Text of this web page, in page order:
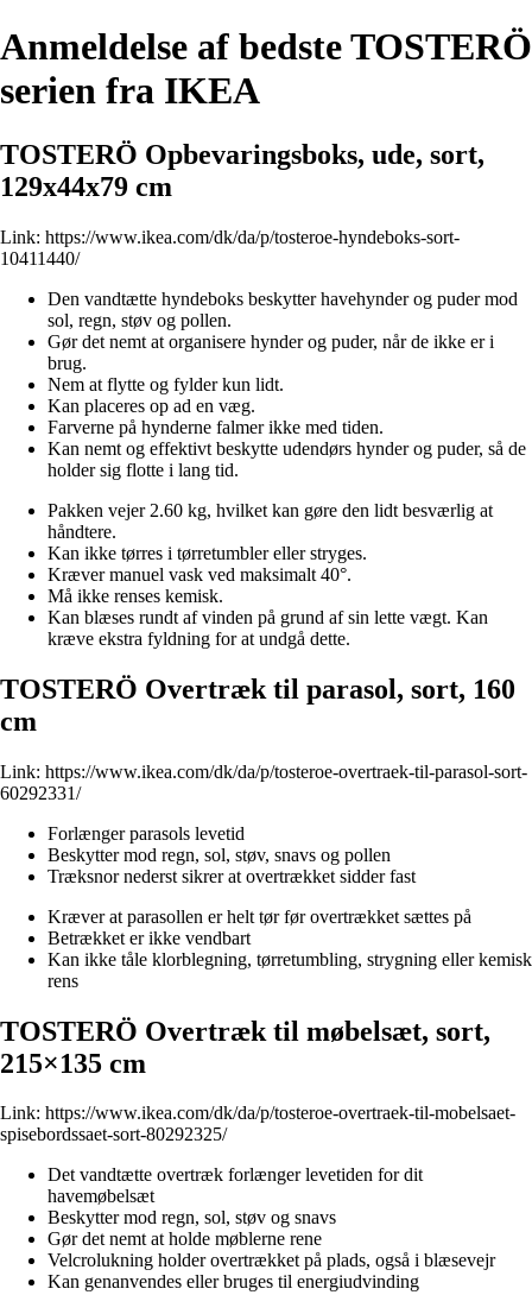
Anmeldelse af bedste TOSTERÖ
serien fra IKEA
TOSTERÖ Opbevaringsboks, ude, sort,
129x44x79 cm
Link: https://www.ikea.com/dk/da/p/tosteroe-hyndeboks-sort-
10411440/
Den vandtætte hyndeboks beskytter havehynder og puder mod
sol, regn, støv og pollen.
Gør det nemt at organisere hynder og puder, når de ikke er i
brug.
Nem at flytte og fylder kun lidt.
Kan placeres op ad en væg.
Farverne på hynderne falmer ikke med tiden.
Kan nemt og effektivt beskytte udendørs hynder og puder, så de
holder sig flotte i lang tid.
Pakken vejer 2.60 kg, hvilket kan gøre den lidt besværlig at
håndtere.
Kan ikke tørres i tørretumbler eller stryges.
Kræver manuel vask ved maksimalt 40°.
Må ikke renses kemisk.
Kan blæses rundt af vinden på grund af sin lette vægt. Kan
kræve ekstra fyldning for at undgå dette.
TOSTERÖ Overtræk til parasol, sort, 160
cm
Link: https://www.ikea.com/dk/da/p/tosteroe-overtraek-til-parasol-sort-
60292331/
Forlænger parasols levetid
Beskytter mod regn, sol, støv, snavs og pollen
Træksnor nederst sikrer at overtrækket sidder fast
Kræver at parasollen er helt tør før overtrækket sættes på
Betrækket er ikke vendbart
Kan ikke tåle klorblegning, tørretumbling, strygning eller kemisk
rens
TOSTERÖ Overtræk til møbelsæt, sort,
215×135 cm
Link: https://www.ikea.com/dk/da/p/tosteroe-overtraek-til-mobelsaet-
spisebordssaet-sort-80292325/
Det vandtætte overtræk forlænger levetiden for dit
havemøbelsæt
Beskytter mod regn, sol, støv og snavs
Gør det nemt at holde møblerne rene
Velcrolukning holder overtrækket på plads, også i blæsevejr
Kan genanvendes eller bruges til energiudvinding